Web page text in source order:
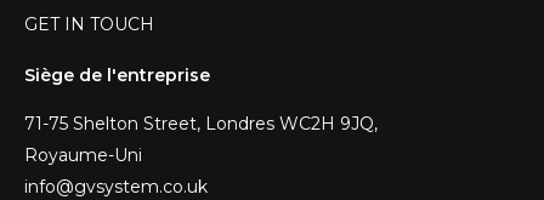
GET IN TOUCH
Siège de l'entreprise
71-75 Shelton Street, Londres WC2H 9JQ,
Royaume-Uni
info@gvsystem.co.uk